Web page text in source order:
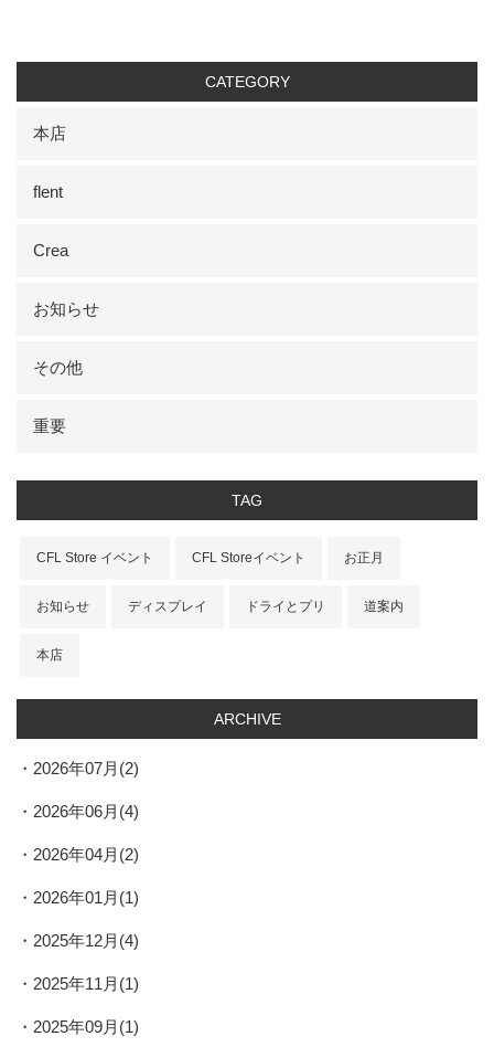
CATEGORY
本店
flent
Crea
お知らせ
その他
重要
TAG
CFL Store イベント CFL Storeイベント お正月
お知らせ ディスプレイ ドライとプリ 道案内
本店
ARCHIVE
2026年07月(2)
2026年06月(4)
2026年04月(2)
2026年01月(1)
2025年12月(4)
2025年11月(1)
2025年09月(1)